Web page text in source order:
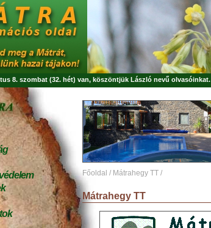
8. szombat (32. hét) van, köszöntjük László nevű olvasóinkat.
Főoldal / Mátrahegy TT /
Mátrahegy TT